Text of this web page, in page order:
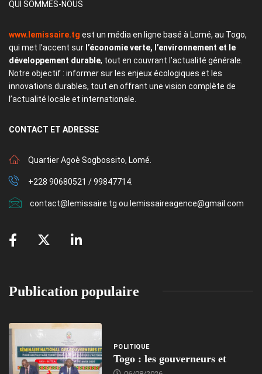
QUI SOMMES-NOUS
www.lemissaire.tg est un média en ligne basé à Lomé, au Togo,
qui met l’accent sur l’économie verte, l’environnement et le
développement durable, tout en couvrant l’actualité générale.
Notre objectif : informer sur les enjeux écologiques et les
innovations durables, tout en offrant une vision complète de
l’actualité locale et internationale.
CONTACT ET ADRESSE
Quartier Agoè Sogbossito, Lomé.
+228 90680521 / 99847714.
contact@lemissaire.tg ou lemissaireagence@gmail.com
Publication populaire
POLITIQUE
Togo : les gouverneurs et